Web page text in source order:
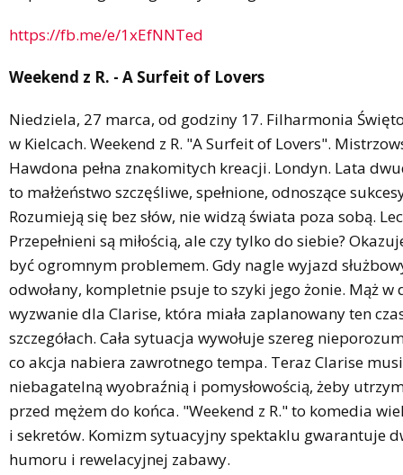
https://fb.me/e/1xEfNNTed
Weekend z R. - A Surfeit of Lovers
Niedziela, 27 marca, od godziny 17. Filharmonia
w Kielcach. Weekend z R. "A Surfeit of Lovers".
Hawdona pełna znakomitych kreacji. Londyn. Lata
to małżeństwo szczęśliwe, spełnione, odnoszące
Rozumieją się bez słów, nie widzą świata poza sobą.
Przepełnieni są miłością, ale czy tylko do siebie?
być ogromnym problemem. Gdy nagle wyjazd
odwołany, kompletnie psuje to szyki jego żonie. Mąż
wyzwanie dla Clarise, która miała zaplanowany ten
szczegółach. Cała sytuacja wywołuje szereg
co akcja nabiera zawrotnego tempa. Teraz Clarise
niebagatelną wyobraźnią i pomysłowością, żeby
przed mężem do końca. "Weekend z R." to komedia
i sekretów. Komizm sytuacyjny spektaklu gwarantuje
humoru i rewelacyjnej zabawy.